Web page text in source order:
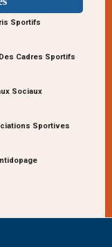
Sportifs
Cadres Sportifs
Sociaux
Sportives